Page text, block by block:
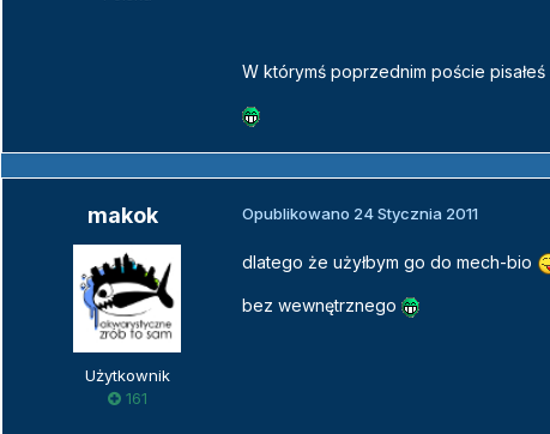
W którymś poprzednim poście
makok
Użytkownik
161
Opublikowano 24 Stycznia 2011
dlatego że użyłbym go do mech-bio
bez wewnętrznego